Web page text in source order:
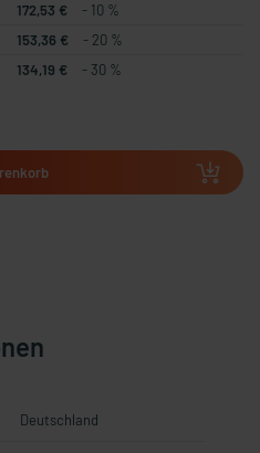
172,53 €
- 10 %
153,36 €
- 20 %
134,19 € - 30 %
Deutschland